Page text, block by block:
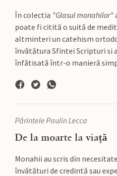
În colectia "Glasul monahilor"
poate fi citită o suită de
altminteri un catehism
învătătura Sfintei Scripturi si
înfătisată într-o manieră
Părintele Paulin Lecca
De la moarte la viață
Monahii au scris din
învătături de credintă sau